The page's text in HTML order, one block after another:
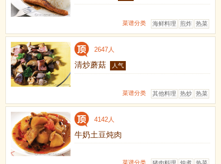
热菜
煎炸
海鲜料理
菜谱分类
2647人
清炒蘑菇 人气
热菜
热炒
其他料理
菜谱分类
4142人
牛奶土豆炖肉
菜谱分类